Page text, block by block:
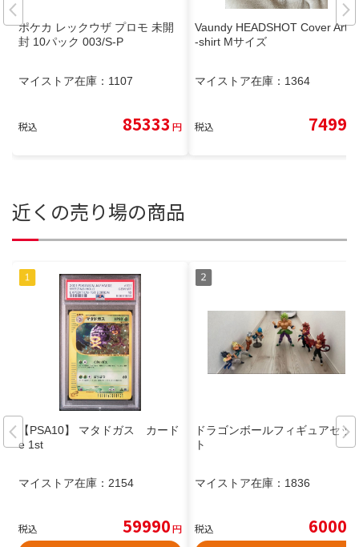
ポケカ レックウザ プロモ 未開
封 10パック 003/S-P
マイストア在庫： 1107
税込 85333 円
Vaundy HEADSHOT Cover Art T
-shirt Mサイズ
マイストア在庫： 1364
税込 7499
近くの売り場の商品
【PSA10】 マタドガス カード
e 1st
マイストア在庫： 2154
税込 59990円
ドラゴンボールフィギュアセッ
ト
マイストア在庫： 1836
税込 6000